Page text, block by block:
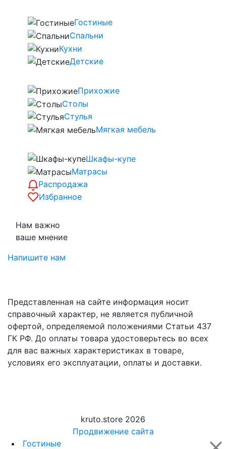
Гостиные
Спальни
Кухни
Детские
Прихожие
Столы
Стулья
Мягкая мебель
Шкафы-купе
Матрасы
Распродажа
Избранное
Нам важно
ваше мнение
Напишите нам
Представленная на сайте информация носит
справочный характер, не является публичной
офертой, определяемой положениями Статьи 437
ГК РФ. До оплаты товара удостоверьтесь во всех
для вас важных характеристиках в товаре,
условиях его эксплуатации, оплаты и доставки.
kruto.store 2026
Продвижение сайта
Гостиные